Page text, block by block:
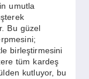
umutla
Bu güzel
birleştirmesini
tüm kardeş
kutluyor, bu